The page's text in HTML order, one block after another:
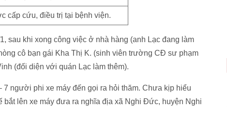
cấp cứu, điều trị tại bệnh viện.
sau khi xong công việc ở nhà hàng (anh Lạc đang làm
cô bạn gái Kha Thị K. (sinh viên trường CĐ sư phạm
(đối diện với quán Lạc làm thêm).
người phi xe máy đến gọi ra hỏi thăm. Chưa kịp hiểu
bắt lên xe máy đưa ra nghĩa địa xã Nghi Đức, huyện Nghi